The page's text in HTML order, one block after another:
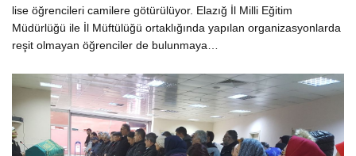
lise öğrencileri camilere götürülüyor. Elazığ İl Milli Eğitim
Müdürlüğü ile İl Müftülüğü ortaklığında yapılan organizasyonlarda
reşit olmayan öğrenciler de bulunmaya…